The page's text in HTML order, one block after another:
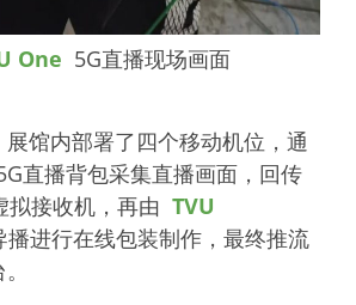
One 5G直播现场画面
馆内部署了四个移动机位，通
直播背包采集直播画面，回传
拟接收机，再由 TVU
播进行在线包装制作，最终推流